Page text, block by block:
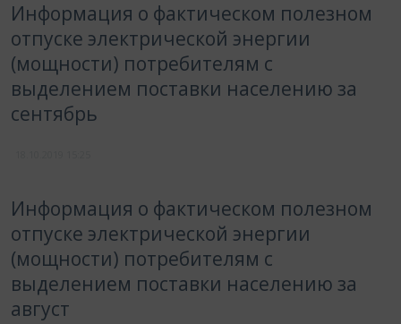
Информация о фактическом полезном
отпуске электрической энергии
(мощности) потребителям с
выделением поставки населению за
сентябрь
Информация о фактическом полезном
отпуске электрической энергии
(мощности) потребителям с
выделением поставки населению за
август